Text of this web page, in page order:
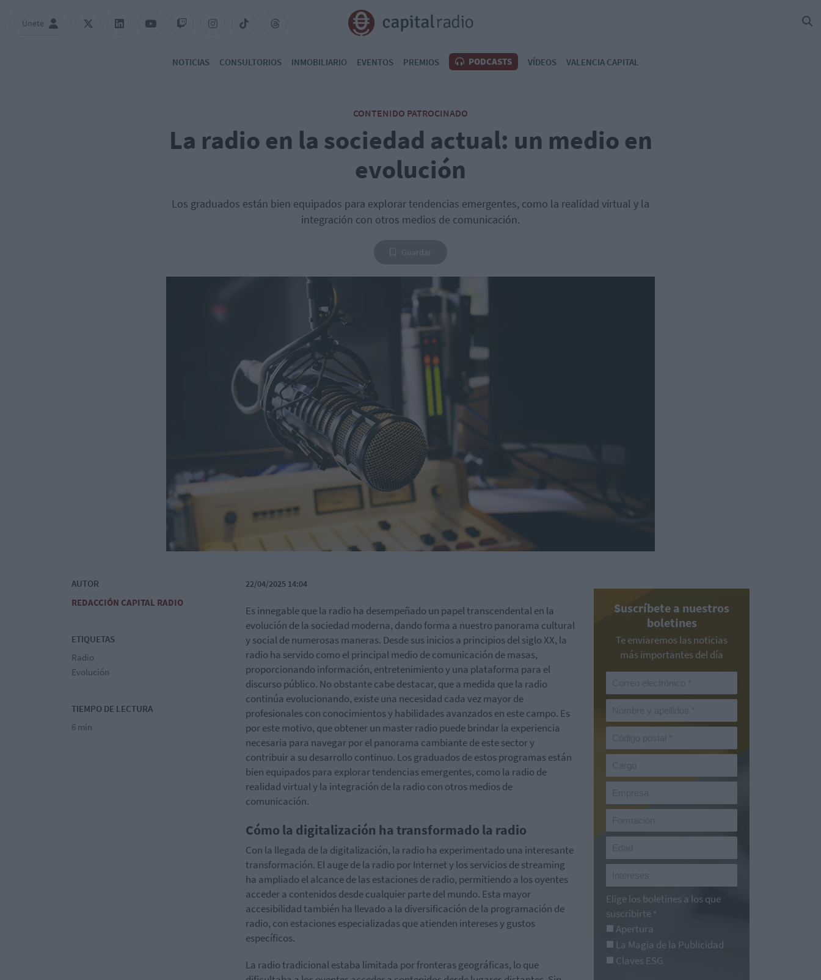
Únete
NOTICIAS CONSULTORIOS INMOBILIARIO EVENTOS PREMIOS PODCASTS VÍDEOS VALENCIA CAPITAL
CONTENIDO PATROCINADO
La radio en la sociedad actual: un medio en
evolución
Los graduados están bien equipados para explorar tendencias emergentes, como la realidad virtual y la
integración con otros medios de comunicación.
AUTOR
REDACCIÓN CAPITAL RADIO
ETIQUETAS
Radio
Evolución
TIEMPO DE LECTURA
6 min
22/04/2025 14:04
Es innegable que la radio ha desempeñado un papel transcendental en la
evolución de la sociedad moderna, dando forma a nuestro panorama cultural
y social de numerosas maneras. Desde sus inicios a principios del siglo XX, la
radio ha servido como el principal medio de comunicación de masas,
proporcionando información, entretenimiento y una plataforma para el
discurso público. No obstante cabe destacar, que a medida que la radio
continúa evolucionando, existe una necesidad cada vez mayor de
profesionales con conocimientos y habilidades avanzados en este campo. Es
por este motivo, que obtener un master radio puede brindar la experiencia
necesaria para navegar por el panorama cambiante de este sector y
contribuir a su desarrollo continuo. Los graduados de estos programas están
bien equipados para explorar tendencias emergentes, como la radio de
realidad virtual y la integración de la radio con otros medios de
comunicación.
Cómo la digitalización ha transformado la radio
Con la llegada de la digitalización, la radio ha experimentado una interesante
transformación. El auge de la radio por Internet y los servicios de streaming
ha ampliado el alcance de las estaciones de radio, permitiendo a los oyentes
acceder a contenidos desde cualquier parte del mundo. Esta mayor
accesibilidad también ha llevado a la diversificación de la programación de
radio, con estaciones especializadas que atienden intereses y gustos
específicos.
La radio tradicional estaba limitada por fronteras geográficas, lo que
Suscríbete a nuestros
boletines
Te enviaremos las noticias
más importantes del día
Elige los boletines a los que
suscribirte *
Apertura
La Magia de la Publicidad
Claves ESG